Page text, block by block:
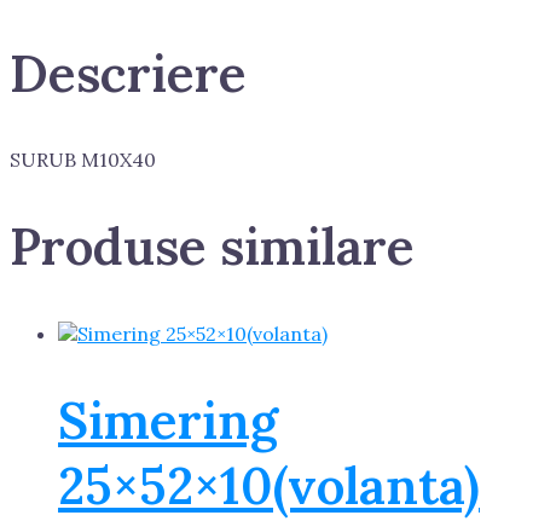
Descriere
SURUB M10X40
Produse similare
Simering
25×52×10(volanta)